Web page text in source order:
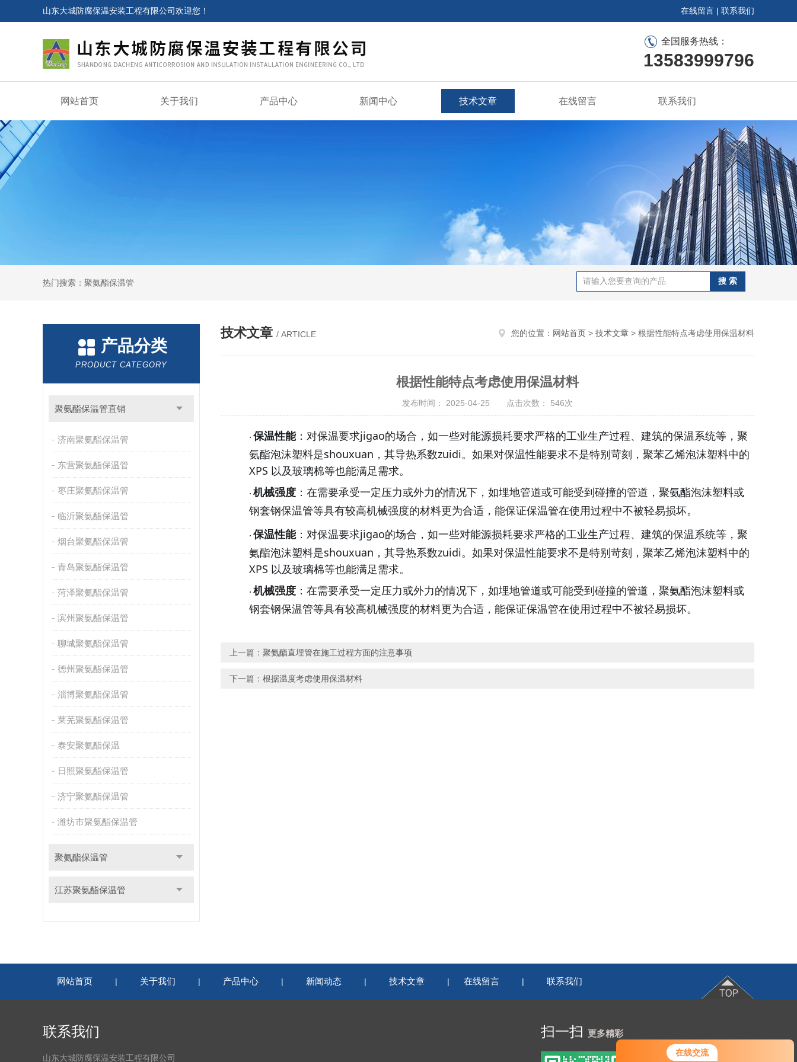
在线交流
山东大城防腐保温安装工程有限公司欢迎您！ 在线留言 | 联系我们
全国服务热线：
13583999796
网站首页 关于我们 产品中心 新闻中心 技术文章 在线留言 联系我们
热门搜索：聚氨酯保温管
产品分类
PRODUCT CATEGORY
聚氨酯保温管直销
济南聚氨酯保温管
东营聚氨酯保温管
枣庄聚氨酯保温管
临沂聚氨酯保温管
烟台聚氨酯保温管
青岛聚氨酯保温管
菏泽聚氨酯保温管
滨州聚氨酯保温管
聊城聚氨酯保温管
德州聚氨酯保温管
淄博聚氨酯保温管
莱芜聚氨酯保温管
泰安聚氨酯保温
日照聚氨酯保温管
济宁聚氨酯保温管
潍坊市聚氨酯保温管
聚氨酯保温管
江苏聚氨酯保温管
技术文章 / ARTICLE 您的位置： 网站首页 > 技术文章 > 根据性能特点考虑使用保温材料
根据性能特点考虑使用保温材料
发布时间： 2025-04-25 点击次数： 546次
· 保温性能 ：对保温要求jigao的场合，如一些对能源损耗要求严格的工业生产过程、建筑的保温系统等，聚
氨酯泡沫塑料是shouxuan ，其导热系数zuidi。如果对保温性能要求不是特别苛刻，聚苯乙烯泡沫塑料中的
XPS 以及玻璃棉等也能满足需求。
· 机械强度 ：在需要承受一定压力或外力的情况下，如埋地管道或可能受到碰撞的管道，聚氨酯泡沫塑料或
钢套钢保温管等具有较高机械强度的材料更为合适，能保证保温管在使用过程中不被轻易损坏。
· 保温性能 ：对保温要求jigao的场合，如一些对能源损耗要求严格的工业生产过程、建筑的保温系统等，聚
氨酯泡沫塑料是shouxuan ，其导热系数zuidi。如果对保温性能要求不是特别苛刻，聚苯乙烯泡沫塑料中的
XPS 以及玻璃棉等也能满足需求。
· 机械强度 ：在需要承受一定压力或外力的情况下，如埋地管道或可能受到碰撞的管道，聚氨酯泡沫塑料或
钢套钢保温管等具有较高机械强度的材料更为合适，能保证保温管在使用过程中不被轻易损坏。
上一篇： 聚氨酯直埋管在施工过程方面的注意事项
下一篇： 根据温度考虑使用保温材料
网站首页 | 关于我们 | 产品中心 | 新闻动态 | 技术文章 | 在线留言 | 联系我们
联系我们
山东大城防腐保温安装工程有限公司
扫一扫 更多精彩